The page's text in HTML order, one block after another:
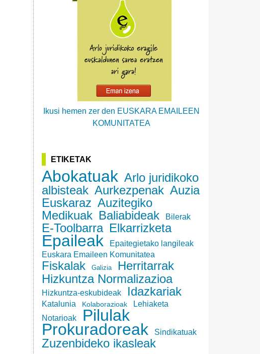
Ikusi hemen zer den EUSKARA EMAILEEN
KOMUNITATEA
ETIKETAK
Abokatuak Arlo juridikoko
albisteak Aurkezpenak Auzia
Euskaraz Auzitegiko
Medikuak Baliabideak Bilerak
E-Toolbarra Elkarrizketa
Epaileak
Epaitegietako langileak
Euskara Emaileen Komunitatea
Fiskalak Galizia
Herritarrak
Hizkuntza Normalizazioa
Hizkuntza-eskubideak Idazkariak
Katalunia Kolaborazioak
Lehiaketa
Notarioak
Pilulak
Prokuradoreak Sindikatuak
Zuzenbideko ikasleak